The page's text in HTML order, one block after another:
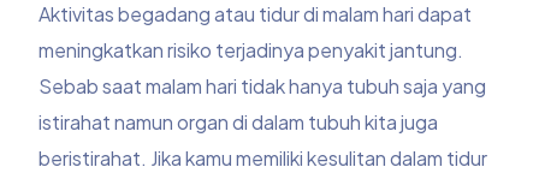
Aktivitas begadang atau tidur di malam hari dapat
meningkatkan risiko terjadinya penyakit jantung.
Sebab saat malam hari tidak hanya tubuh saja yang
istirahat namun organ di dalam tubuh kita juga
beristirahat. Jika kamu memiliki kesulitan dalam tidur